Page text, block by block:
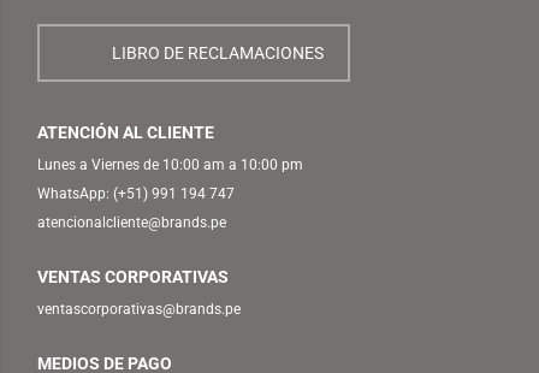
LIBRO DE RECLAMACIONES
ATENCIÓN AL CLIENTE
Lunes a Viernes de 10:00 am a 10:00 pm
WhatsApp: (+51) 991 194 747
atencionalcliente@brands.pe
VENTAS CORPORATIVAS
ventascorporativas@brands.pe
MEDIOS DE PAGO